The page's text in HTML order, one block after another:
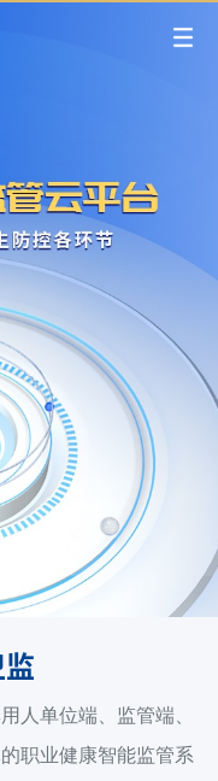
人单位端、监管端、
职业健康智能监管系